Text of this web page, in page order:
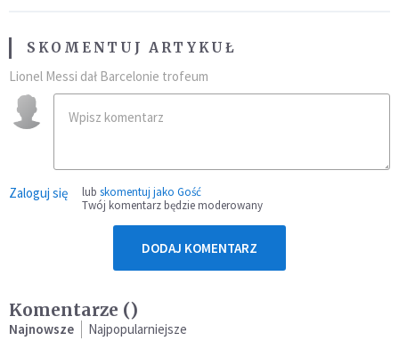
SKOMENTUJ ARTYKUŁ
Lionel Messi dał Barcelonie trofeum
Zaloguj się lub skomentuj jako Gość
Twój komentarz będzie moderowany
DODAJ KOMENTARZ
Komentarze ()
Najnowsze Najpopularniejsze